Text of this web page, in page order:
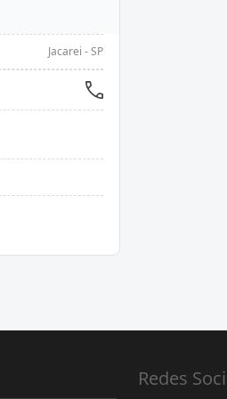
Jacarei - SP
Redes